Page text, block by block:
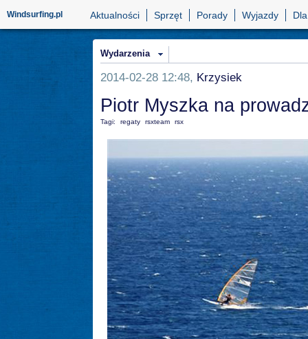
Windsurfing.pl Aktualności Sprzęt Porady Wyjazdy
Wydarzenia
2014-02-28 12:48, Krzysiek
Piotr Myszka na
Tagi: regaty rsxteam rsx